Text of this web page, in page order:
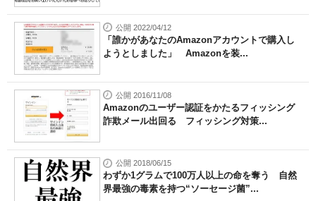
公開 2022/04/12
「誰かがあなたのAmazonアカウントで購入し
ようとしました」 Amazonを装...
公開 2016/11/08
Amazonのユーザー認証をかたるフィッシング
詐欺メール出回る フィッシング対策...
公開 2018/06/15
わずか1グラムで100万人以上の命を奪う 自然
界最強の毒素を持つ“ソーセージ菌”...